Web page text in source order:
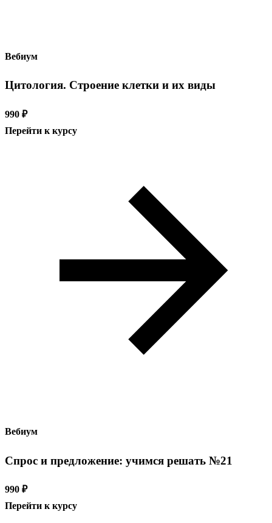
Вебиум
Цитология. Строение клетки и их виды
990 ₽
Перейти к курсу
Вебиум
Спрос и предложение: учимся решать №21
990 ₽
Перейти к курсу